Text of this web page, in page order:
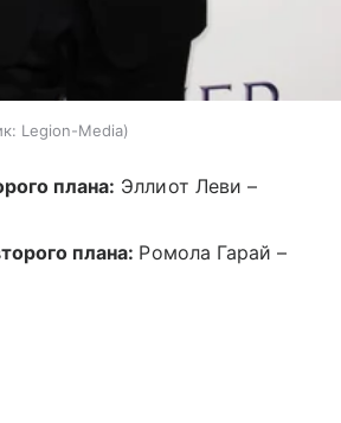
Legion-Media
плана: Эллиот Леви –
плана: Ромола Гарай –